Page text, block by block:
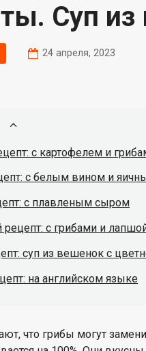
Суп
24 апреля, 2023
с картофелем и
с белым вином и
с плавленым сыром
рецепт: с грибами и
суп из вешенок с
на английском языке
что грибы могут